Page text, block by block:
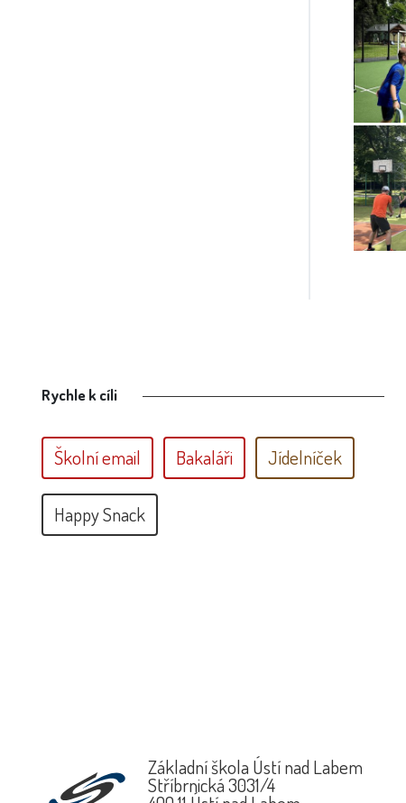
Rychle k cíli
Školní email Bakaláři Jídelníček
Happy Snack
Základní škola Ústí nad Labem
Stříbrnická 3031/4